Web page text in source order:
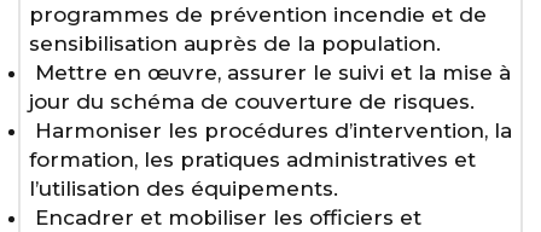
programmes de prévention incendie et de
sensibilisation auprès de la population.
Mettre en œuvre, assurer le suivi et la mise à
jour du schéma de couverture de risques.
Harmoniser les procédures d’intervention, la
formation, les pratiques administratives et
l’utilisation des équipements.
Encadrer et mobiliser les officiers et